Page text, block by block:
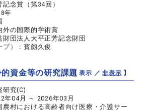
記念賞（第34回）
年
外の国際的学術賞
財団法人大平正芳記念財団
プ）：寳劔久俊
資金等の研究課題【 表示 ／非表示 】
研究(C)
年04月 ～ 2026年03月
農村における高齢者向け医療・介護サー